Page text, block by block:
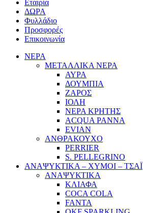
Εταιρία
ΔΩΡΑ
Φυλλάδιο
Προσφορές
Επικοινωνία
ΝΕΡΑ
ΜΕΤΑΛΛΙΚΑ ΝΕΡΑ
ΑΥΡΑ
ΔΟΥΜΠΙΑ
ΖΑΡΟΣ
ΙΟΛΗ
ΝΕΡΑ ΚΡΗΤΗΣ
ACQUA PANNA
EVIAN
ΑΝΘΡΑΚΟΥΧΟ
PERRIER
S. PELLEGRINO
ΑΝΑΨΥΚΤΙΚΑ – ΧΥΜΟΙ – ΤΣΑΪ
ΑΝΑΨΥΚΤΙΚΑ
ΚΛΙΑΦΑ
COCA COLA
FANTA